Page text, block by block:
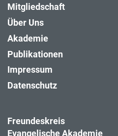
Freundeskreis
Evangelische Akademie
Mitgliedschaft
Über Uns
Akademie
Publikationen
Impressum
Datenschutz